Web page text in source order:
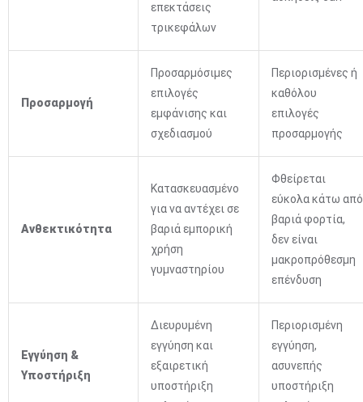
επεκτάσεις
τρικεφάλων
Προσαρμογή
Προσαρμόσιμες
επιλογές
εμφάνισης και
σχεδιασμού
Περιορισμένες ή
καθόλου
επιλογές
προσαρμογής
Ανθεκτικότητα
Κατασκευασμένο
για να αντέχει σε
βαριά εμπορική
χρήση
γυμναστηρίου
Φθείρεται
εύκολα κάτω από
βαριά φορτία,
δεν είναι
μακροπρόθεσμη
επένδυση
Εγγύηση &
Υποστήριξη
Διευρυμένη
εγγύηση και
εξαιρετική
υποστήριξη
Περιορισμένη
εγγύηση,
ασυνεπής
υποστήριξη